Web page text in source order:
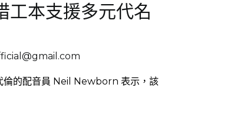
工本支援多元代名
倫的配音員 Neil Newborn 表示，該